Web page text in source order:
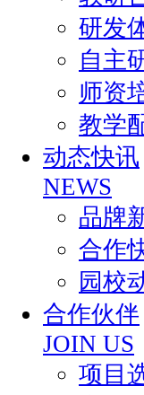
研发
自主
师资
教学
动态快讯
NEWS
品牌
合作
园校
合作伙伴
JOIN US
项目